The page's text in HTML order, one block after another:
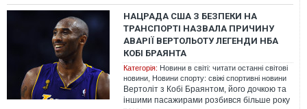
НАЦРАДА США З БЕЗПЕКИ НА
ТРАНСПОРТІ НАЗВАЛА ПРИЧИНУ
АВАРІЇ ВЕРТОЛЬОТУ ЛЕГЕНДИ НБА
КОБІ БРАЯНТА
Категорія: Новини в світі: читати останні світові
новини Новини спорту: свіжі спортивні новини
Вертоліт з Кобі Браянтом, його дочкою та
іншими пасажирами розбився більше року